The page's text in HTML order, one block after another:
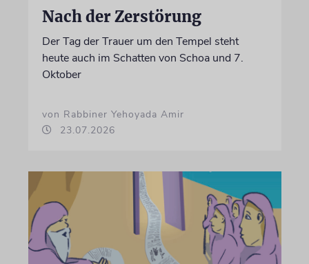
Nach der Zerstörung
Der Tag der Trauer um den Tempel steht
heute auch im Schatten von Schoa und 7.
Oktober
von Rabbiner Yehoyada Amir
23.07.2026